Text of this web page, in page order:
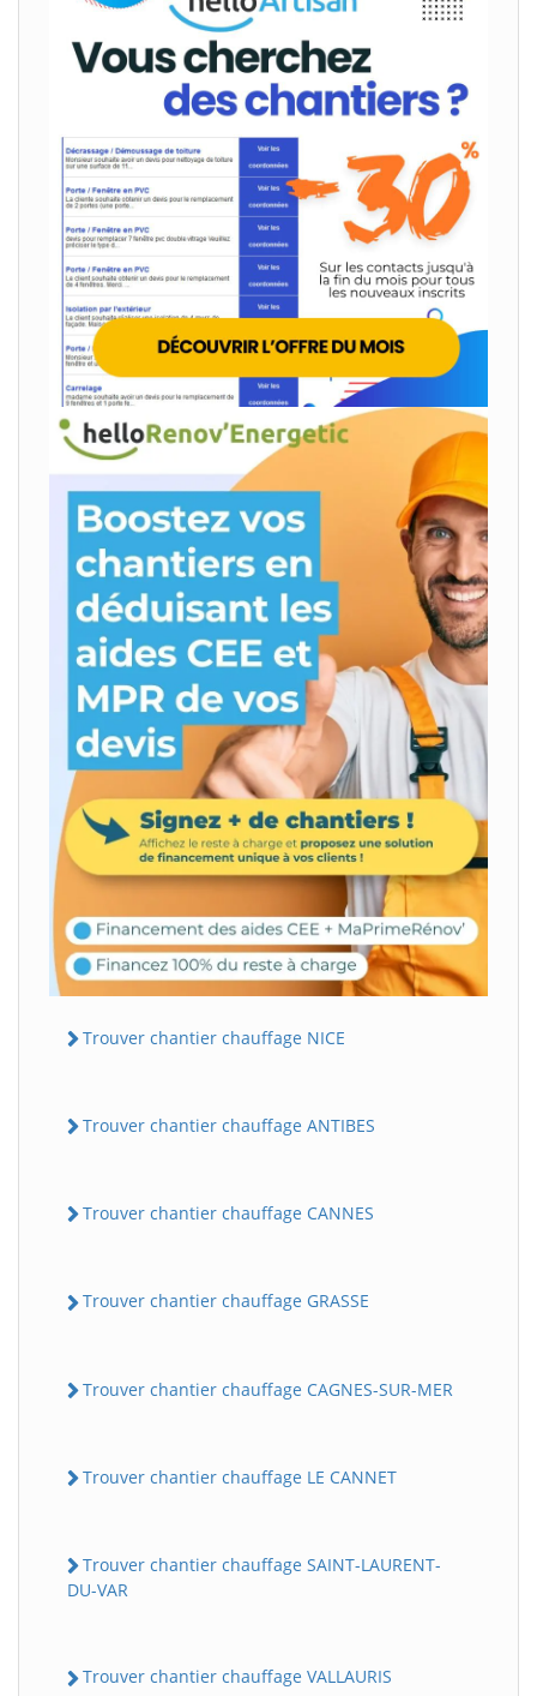
Trouver chantier chauffage NICE
Trouver chantier chauffage ANTIBES
Trouver chantier chauffage CANNES
Trouver chantier chauffage GRASSE
Trouver chantier chauffage CAGNES-SUR-MER
Trouver chantier chauffage LE CANNET
Trouver chantier chauffage SAINT-LAURENT-
DU-VAR
Trouver chantier chauffage VALLAURIS